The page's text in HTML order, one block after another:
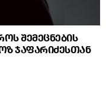
შემეცნების
ჯაფარიძესთან